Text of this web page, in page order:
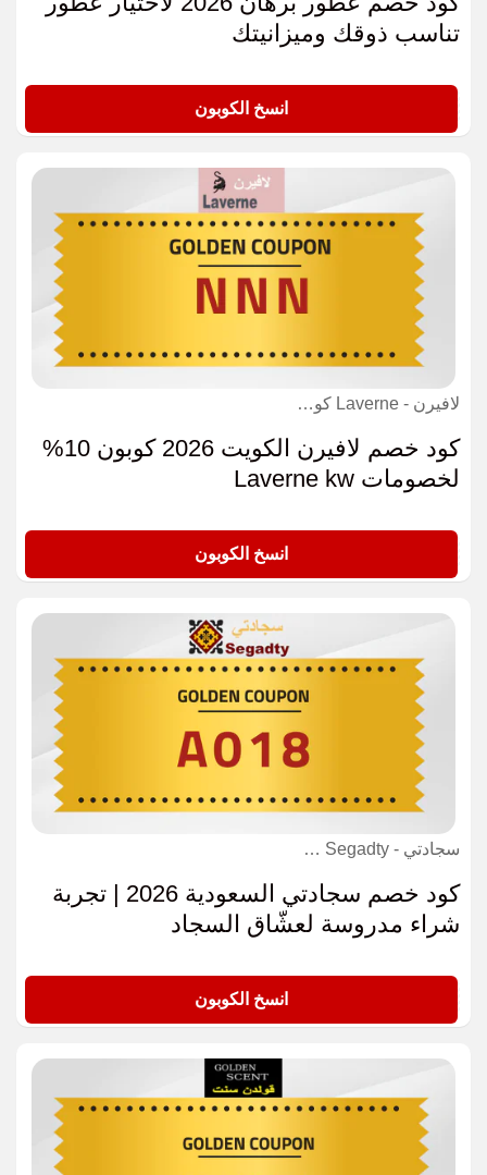
تناسب ذوقك وميزانيتك
انسخ الكوبون
لافيرن - Laverne كوبون
كود خصم لافيرن الكويت 2026 كوبون 10%
لخصومات Laverne kw
انسخ الكوبون
سجادتي - Segadty كوبون
كود خصم سجادتي السعودية 2026 | تجربة
شراء مدروسة لعشّاق السجاد
انسخ الكوبون